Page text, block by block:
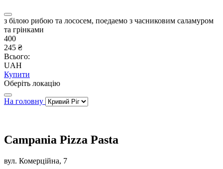
з білою рибою та лососем, поедаемо з часниковим саламуром
та грінками
400
245 ₴
Всього:
UAH
Купити
Оберіть локацію
На головну
Campania Pizza Pasta
вул. Комерційна, 7